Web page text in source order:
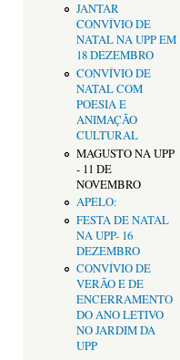
JANTAR
CONVÍVIO DE
NATAL NA UPP EM
18 DEZEMBRO
CONVÍVIO DE
NATAL COM
POESIA E
ANIMAÇÃO
CULTURAL
MAGUSTO NA UPP
- 11 DE
NOVEMBRO
APELO:
FESTA DE NATAL
NA UPP- 16
DEZEMBRO
CONVÍVIO DE
VERÃO E DE
ENCERRAMENTO
DO ANO LETIVO
NO JARDIM DA
UPP